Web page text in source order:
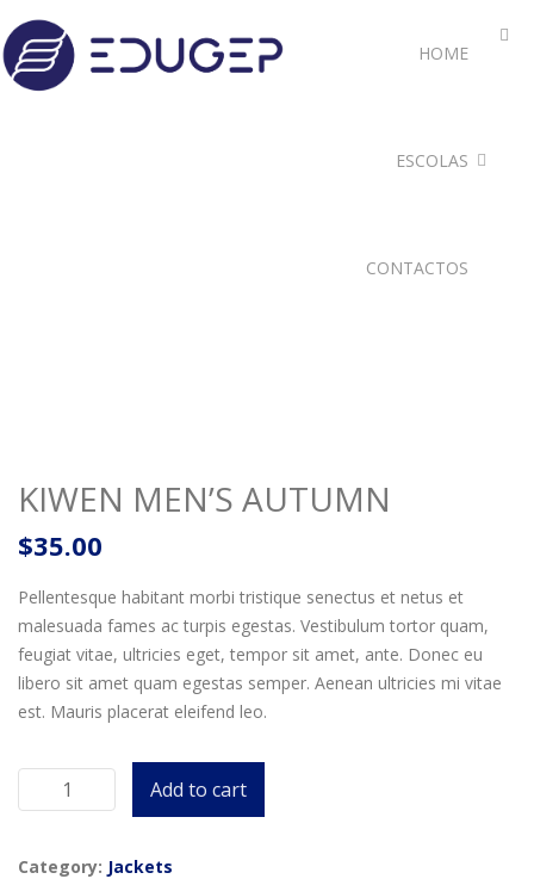
HOME
ESCOLAS
CONTACTOS
KIWEN MEN’S AUTUMN
$35.00
Pellentesque habitant morbi tristique senectus et netus et
malesuada fames ac turpis egestas. Vestibulum tortor quam,
feugiat vitae, ultricies eget, tempor sit amet, ante. Donec eu
libero sit amet quam egestas semper. Aenean ultricies mi vitae
est. Mauris placerat eleifend leo.
Add to cart
Category: Jackets